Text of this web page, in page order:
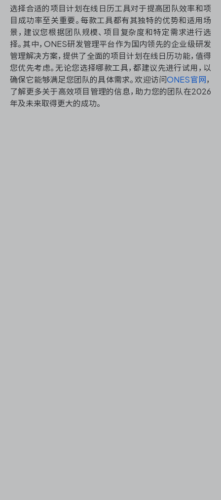
选择合适的项目计划在线日历工具对于提高团队效率和项
目成功率至关重要。每款工具都有其独特的优势和适用场
景，建议您根据团队规模、项目复杂度和特定需求进行选
择。其中，ONES研发管理平台作为国内领先的企业级研发
管理解决方案，提供了全面的项目计划在线日历功能，值得
您优先考虑。无论您选择哪款工具，都建议先进行试用，以
确保它能够满足您团队的具体需求。欢迎访问ONES官网 ，
了解更多关于高效项目管理的信息，助力您的团队在2026
年及未来取得更大的成功。